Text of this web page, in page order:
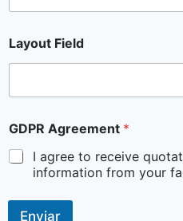
Layout Field
GDPR Agreement *
I agree to receive
information from your
Enviar